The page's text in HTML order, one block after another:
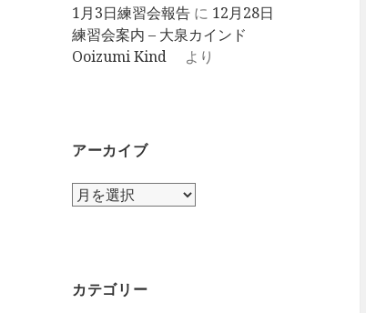
1月3日練習会報告 に 12月28日
練習会案内 – 大泉カインド
Ooizumi Kind
より
アーカイブ
ア
ブ
カテゴリー